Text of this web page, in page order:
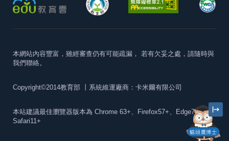
貓頭鷹博士
本網站內容豐富，雖經審查仍有可能疏漏， 若有欠妥之處，請隨時與
我們聯絡。
Copyright©2014教育部 丨系統維運廠商：卡米爾有限公司
本站建議最佳瀏覽器版本為 Chrome 63+、Firefox57+、Edge79+及
Safari11+